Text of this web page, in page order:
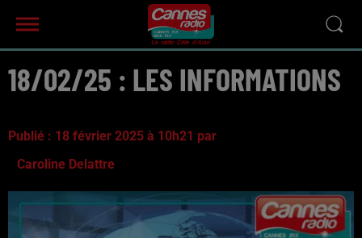
18/02/25 : LES INFORMATIONS
Publié : 18 février 2025 à 10h21 par
Caroline Delattre